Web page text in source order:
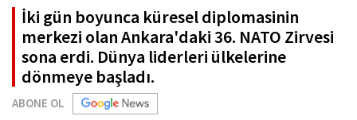
İki gün boyunca küresel diplomasinin
merkezi olan Ankara'daki 36. NATO Zirvesi
sona erdi. Dünya liderleri ülkelerine
dönmeye başladı.
ABONE OL